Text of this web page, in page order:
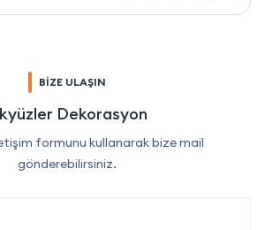
BİZE ULAŞIN
Dekorasyon
formunu kullanarak bize mail
gönderebilirsiniz.